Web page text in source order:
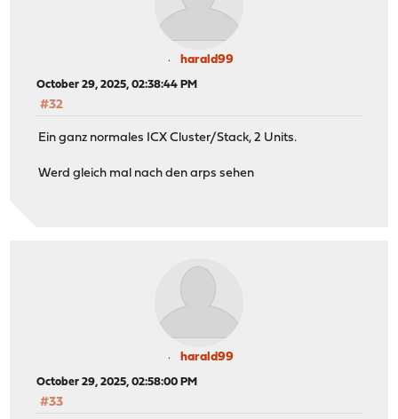
harald99
October 29, 2025, 02:38:44 PM
#32
Ein ganz normales ICX Cluster/Stack, 2 Units.
Werd gleich mal nach den arps sehen
harald99
October 29, 2025, 02:58:00 PM
#33